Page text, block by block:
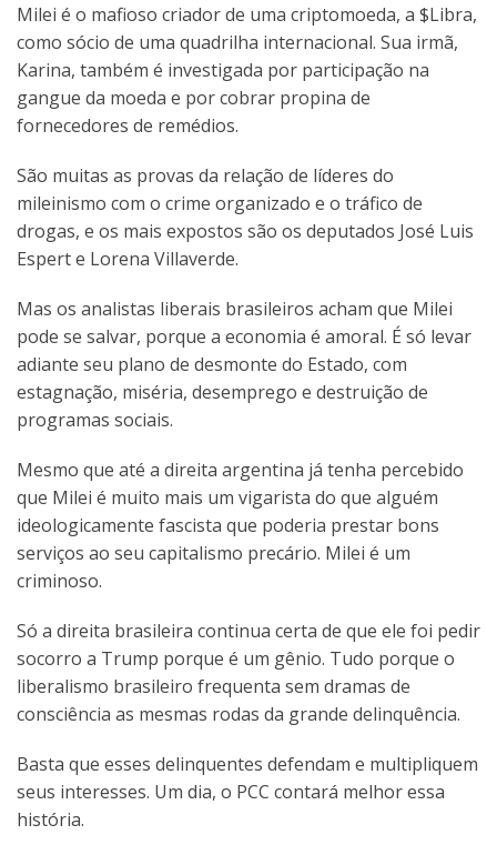
Milei é o mafioso criador de uma criptomoeda, a $Libra,
como sócio de uma quadrilha internacional. Sua irmã,
Karina, também é investigada por participação na
gangue da moeda e por cobrar propina de
fornecedores de remédios.
São muitas as provas da relação de líderes do
mileinismo com o crime organizado e o tráfico de
drogas, e os mais expostos são os deputados José Luis
Espert e Lorena Villaverde.
Mas os analistas liberais brasileiros acham que Milei
pode se salvar, porque a economia é amoral. É só levar
adiante seu plano de desmonte do Estado, com
estagnação, miséria, desemprego e destruição de
programas sociais.
Mesmo que até a direita argentina já tenha percebido
que Milei é muito mais um vigarista do que alguém
ideologicamente fascista que poderia prestar bons
serviços ao seu capitalismo precário. Milei é um
criminoso.
Só a direita brasileira continua certa de que ele foi pedir
socorro a Trump porque é um gênio. Tudo porque o
liberalismo brasileiro frequenta sem dramas de
consciência as mesmas rodas da grande delinquência.
Basta que esses delinquentes defendam e multipliquem
seus interesses. Um dia, o PCC contará melhor essa
história.